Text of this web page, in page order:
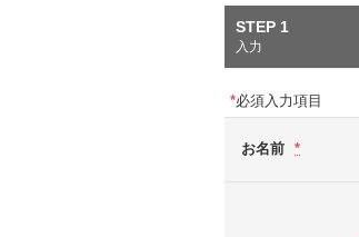
STEP 1
入力
*必須入力項目
お名前 *